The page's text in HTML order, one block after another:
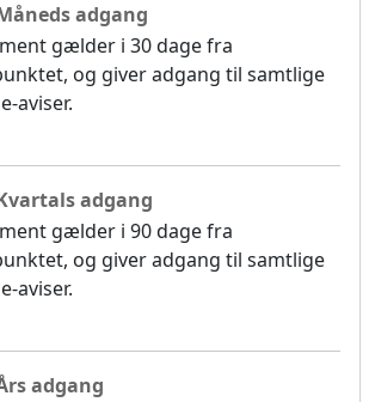
adgang
gælder i 30 dage fra
og giver adgang til samtlige
aviser.
adgang
gælder i 90 dage fra
og giver adgang til samtlige
aviser.
adgang